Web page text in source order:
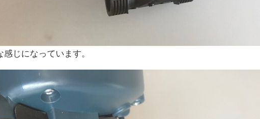
じになっています。